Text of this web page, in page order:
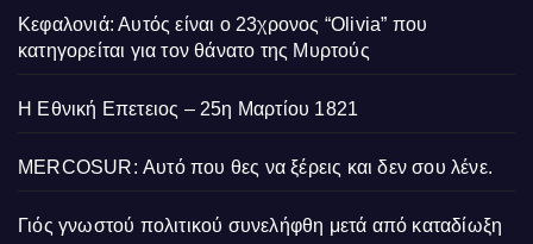
Κεφαλονιά: Αυτός είναι ο 23χρονος “Olivia” που
κατηγορείται για τον θάνατο της Μυρτούς
Η Εθνική Επετειος – 25η Μαρτίου 1821
MERCOSUR: Αυτό που θες να ξέρεις και δεν σου λένε.
Γιός γνωστού πολιτικού συνελήφθη μετά από καταδίωξη